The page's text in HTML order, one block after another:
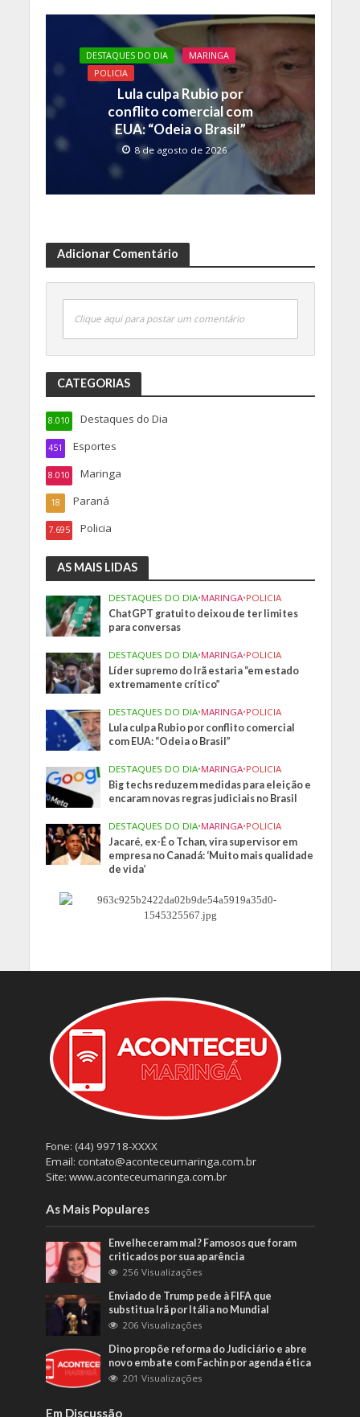
DESTAQUES DO DIA
MARINGA
POLICIA
Lula culpa Rubio por
conflito comercial com
EUA: “Odeia o Brasil”
8 de agosto de 2026
Adicionar Comentário
Clique aqui para postar um comentário
CATEGORIAS
Destaques do Dia
8.010
Esportes
451
Maringa
8.010
Paraná
18
Policia
7.695
AS MAIS LIDAS
DESTAQUES DO DIA•MARINGA•POLICIA
ChatGPT gratuito deixou de ter limites
para conversas
DESTAQUES DO DIA•MARINGA•POLICIA
Líder supremo do Irã estaria “em estado
extremamente crítico”
DESTAQUES DO DIA•MARINGA•POLICIA
Lula culpa Rubio por conflito comercial
com EUA: “Odeia o Brasil”
DESTAQUES DO DIA•MARINGA•POLICIA
Big techs reduzem medidas para eleição e
encaram novas regras judiciais no Brasil
DESTAQUES DO DIA•MARINGA•POLICIA
Jacaré, ex-É o Tchan, vira supervisor em
empresa no Canadá: ‘Muito mais qualidade
de vida’
Fone: (44) 99718-XXXX
Email: contato@aconteceumaringa.com.br
Site: www.aconteceumaringa.com.br
As Mais Populares
Envelheceram mal? Famosos que foram
criticados por sua aparência
256 Visualizações
Enviado de Trump pede à FIFA que
substitua Irã por Itália no Mundial
206 Visualizações
Dino propõe reforma do Judiciário e abre
novo embate com Fachin por agenda ética
201 Visualizações
Em Discussão